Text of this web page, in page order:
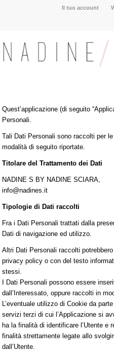
Il tuo account
Quest’applicazione (di seguito
Personali.
Tali Dati Personali sono raccolti per
modalità di seguito riportate.
Titolare del Trattamento dei Dati
NADINE S BY NADINE SCIARA,
info@nadines.it
Tipologie di Dati raccolti
Fra i Dati Personali trattati dalla
Dati di navigazione ed utilizzo.
Altri Dati Personali raccolti
privacy policy o con del testo
stessi.
I Dati Personali possono essere
dall’Interessato, oppure raccolti in
L’eventuale utilizzo di Cookie da
servizi terzi di cui l’Applicazione si
ha la finalità di identificare l’Utente e
finalità strettamente legate allo
dall’Utente.